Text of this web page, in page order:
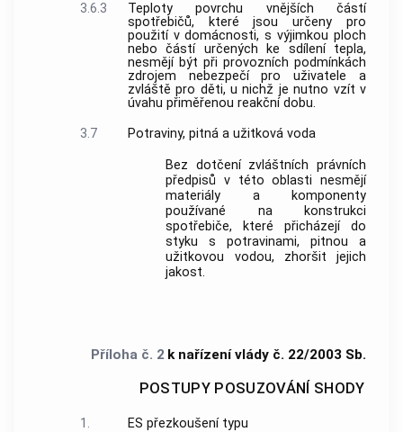
3.6.3
Teploty povrchu vnějších částí
spotřebičů, které jsou určeny pro
použití v domácnosti, s výjimkou ploch
nebo částí určených ke sdílení tepla,
nesmějí být při provozních podmínkách
zdrojem nebezpečí pro uživatele a
zvláště pro děti, u nichž je nutno vzít v
úvahu přiměřenou reakční dobu.
3.7
Potraviny, pitná a užitková voda
Bez dotčení zvláštních právních
předpisů v této oblasti nesmějí
materiály a komponenty
používané na konstrukci
spotřebiče, které přicházejí do
styku s potravinami, pitnou a
užitkovou vodou, zhoršit jejich
jakost.
Příloha č. 2 k nařízení vlády č. 22/2003 Sb.
POSTUPY POSUZOVÁNÍ SHODY
1.
ES přezkoušení typu